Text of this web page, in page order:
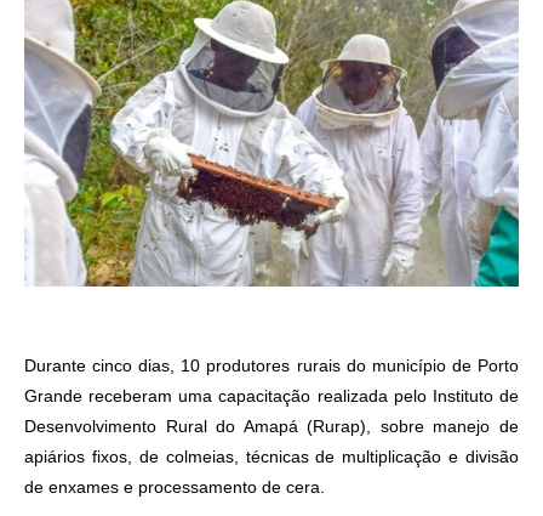
Durante cinco dias, 10 produtores rurais do município de Porto
Grande receberam uma capacitação realizada pelo Instituto de
Desenvolvimento Rural do Amapá (Rurap), sobre manejo de
apiários fixos, de colmeias, técnicas de multiplicação e divisão
de enxames e processamento de cera.